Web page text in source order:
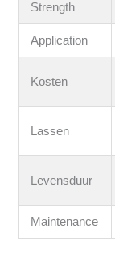
Strength
Application
Kosten
Lassen
Levensduur
Maintenance